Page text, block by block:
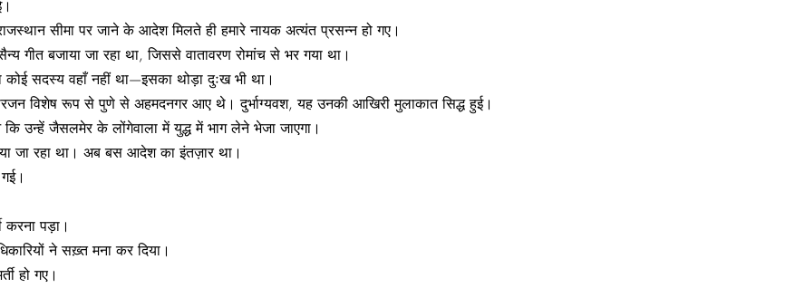
सीमा पर जाने के आदेश मिलते ही हमारे नायक अत्यंत प्रसन्न हो गए।
गीत बजाया जा रहा था, जिससे वातावरण रोमांच से भर गया था।
सदस्य वहाँ नहीं था—इसका थोड़ा दुःख भी था।
विशेष रूप से पुणे से अहमदनगर आए थे। दुर्भाग्यवश, यह उनकी आखिरी मुलाकात सिद्ध हुई।
उन्हें जैसलमेर के लोंगेवाला में युद्ध में भाग लेने भेजा जाएगा।
जा रहा था। अब बस आदेश का इंतज़ार था।
पड़ा।
ने सख़्त मना कर दिया।
हो गए।